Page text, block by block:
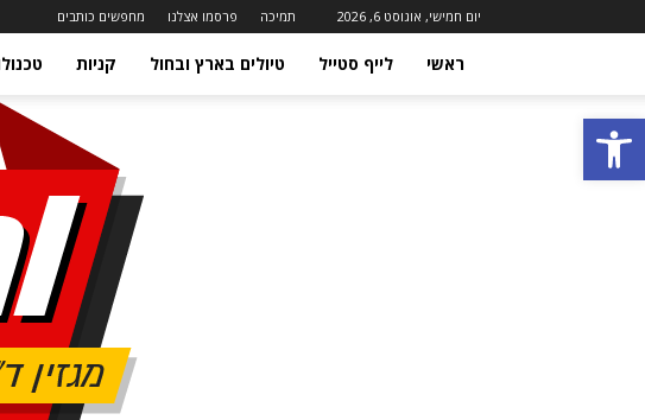
פתח סרגל נגישות
יום חמישי, אוגוסט 6, 2026 תמיכה פרסמו אצלנו מחפשים כותבים
ראשי לייף סטייל טיולים בארץ ובחול קניות